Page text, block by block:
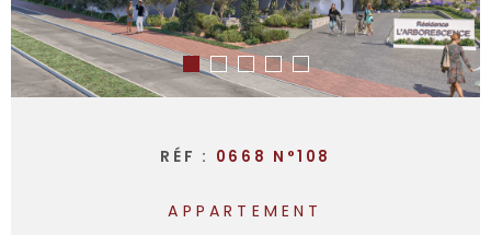
RÉF : 0668 N°108
APPARTEMENT